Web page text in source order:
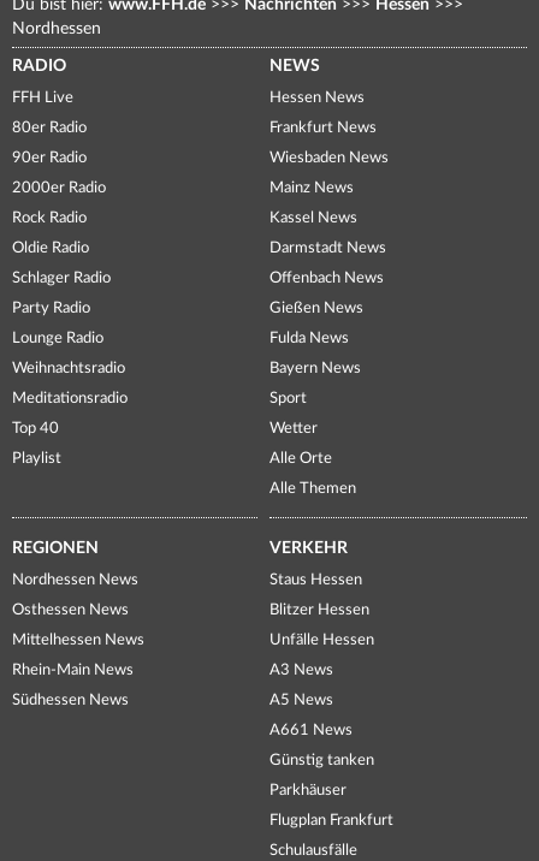
Du bist hier: www.FFH.de >>> Nachrichten >>> Hessen >>>
Nordhessen
RADIO
FFH Live
80er Radio
90er Radio
2000er Radio
Rock Radio
Oldie Radio
Schlager Radio
Party Radio
Lounge Radio
Weihnachtsradio
Meditationsradio
Top 40
Playlist
NEWS
Hessen News
Frankfurt News
Wiesbaden News
Mainz News
Kassel News
Darmstadt News
Offenbach News
Gießen News
Fulda News
Bayern News
Sport
Wetter
Alle Orte
Alle Themen
REGIONEN
Nordhessen News
Osthessen News
Mittelhessen News
Rhein-Main News
Südhessen News
VERKEHR
Staus Hessen
Blitzer Hessen
Unfälle Hessen
A3 News
A5 News
A661 News
Günstig tanken
Parkhäuser
Flugplan Frankfurt
Schulausfälle